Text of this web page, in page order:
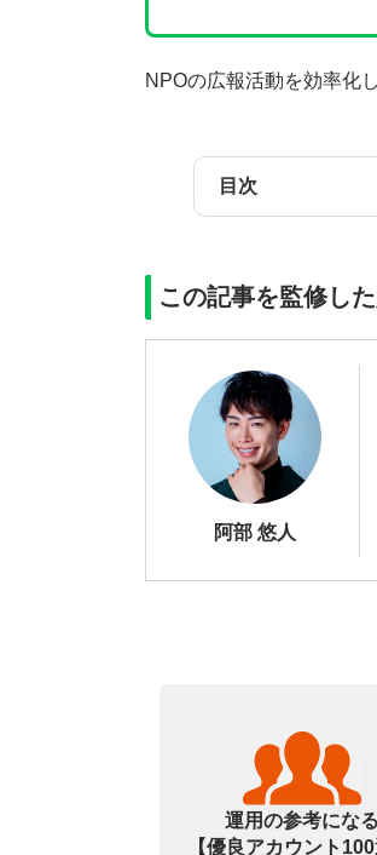
NPOの広報活動を効率化
目次
この記事を監修し
阿部 悠人
運用の参考になる
【優良アカウント100